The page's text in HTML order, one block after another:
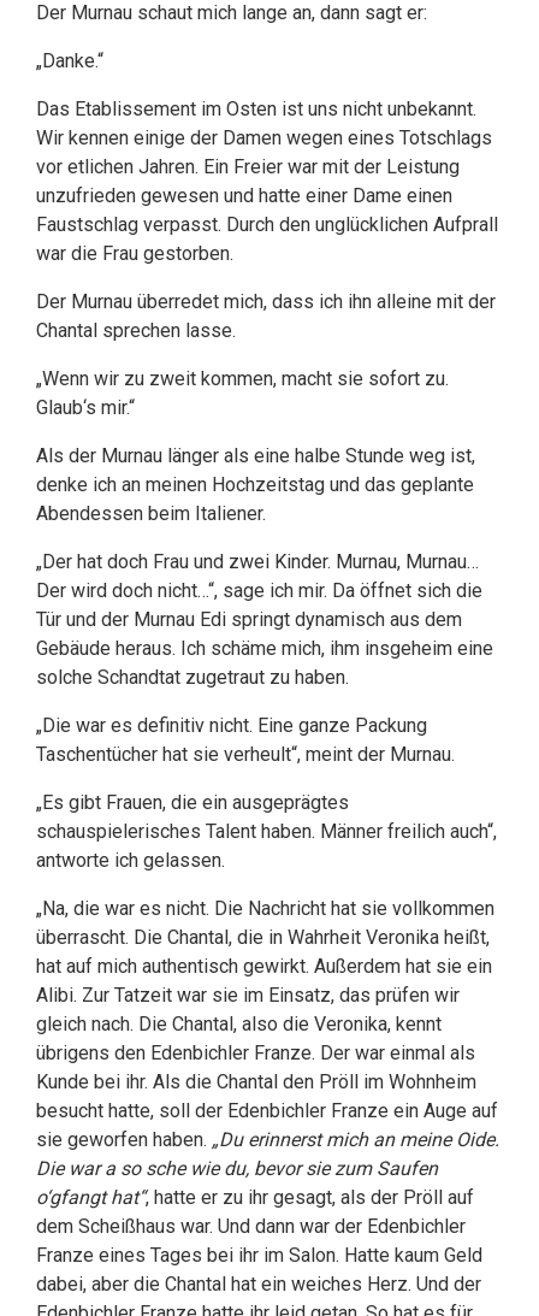
Der Murnau schaut mich lange an, dann sagt er:
„Danke.“
Das Etablissement im Osten ist uns nicht unbekannt.
Wir kennen einige der Damen wegen eines Totschlags
vor etlichen Jahren. Ein Freier war mit der Leistung
unzufrieden gewesen und hatte einer Dame einen
Faustschlag verpasst. Durch den unglücklichen Aufprall
war die Frau gestorben.
Der Murnau überredet mich, dass ich ihn alleine mit der
Chantal sprechen lasse.
„Wenn wir zu zweit kommen, macht sie sofort zu.
Glaub‘s mir.“
Als der Murnau länger als eine halbe Stunde weg ist,
denke ich an meinen Hochzeitstag und das geplante
Abendessen beim Italiener.
„Der hat doch Frau und zwei Kinder. Murnau, Murnau…
Der wird doch nicht…“, sage ich mir. Da öffnet sich die
Tür und der Murnau Edi springt dynamisch aus dem
Gebäude heraus. Ich schäme mich, ihm insgeheim eine
solche Schandtat zugetraut zu haben.
„Die war es definitiv nicht. Eine ganze Packung
Taschentücher hat sie verheult“, meint der Murnau.
„Es gibt Frauen, die ein ausgeprägtes
schauspielerisches Talent haben. Männer freilich auch“,
antworte ich gelassen.
„Na, die war es nicht. Die Nachricht hat sie vollkommen
überrascht. Die Chantal, die in Wahrheit Veronika heißt,
hat auf mich authentisch gewirkt. Außerdem hat sie ein
Alibi. Zur Tatzeit war sie im Einsatz, das prüfen wir
gleich nach. Die Chantal, also die Veronika, kennt
übrigens den Edenbichler Franze. Der war einmal als
Kunde bei ihr. Als die Chantal den Pröll im Wohnheim
besucht hatte, soll der Edenbichler Franze ein Auge auf
sie geworfen haben. „Du erinnerst mich an meine Oide.
Die war a so sche wie du, bevor sie zum Saufen
o‘gfangt hat“, hatte er zu ihr gesagt, als der Pröll auf
dem Scheißhaus war. Und dann war der Edenbichler
Franze eines Tages bei ihr im Salon. Hatte kaum Geld
dabei, aber die Chantal hat ein weiches Herz. Und der